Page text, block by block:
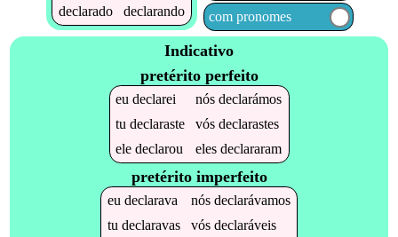
declarado
declarando
com pronomes
Indicativo
pretérito perfeito
eudeclarei nósdeclarámos
tudeclaraste vósdeclarastes
eledeclarou elesdeclararam
pretérito imperfeito
eu declarava nós declarávamos
tu declaravas vós declaráveis